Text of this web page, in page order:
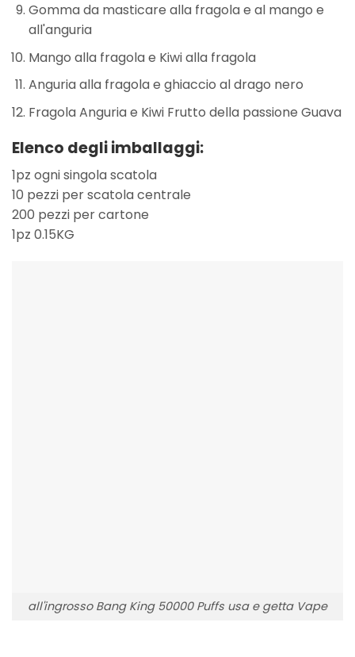
Gomma da masticare alla fragola e al mango e
all'anguria
Mango alla fragola e Kiwi alla fragola
Anguria alla fragola e ghiaccio al drago nero
Fragola Anguria e Kiwi Frutto della passione Guava
Elenco degli imballaggi:
1pz ogni singola scatola
10 pezzi per scatola centrale
200 pezzi per cartone
1pz 0.15KG
all'ingrosso Bang King 50000 Puffs usa e getta Vape